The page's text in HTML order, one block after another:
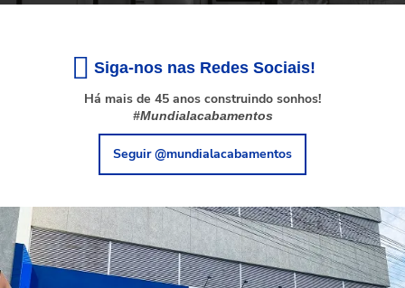
Siga-nos nas Redes Sociais!
Há mais de 45 anos construindo sonhos!
#Mundialacabamentos
Seguir @mundialacabamentos